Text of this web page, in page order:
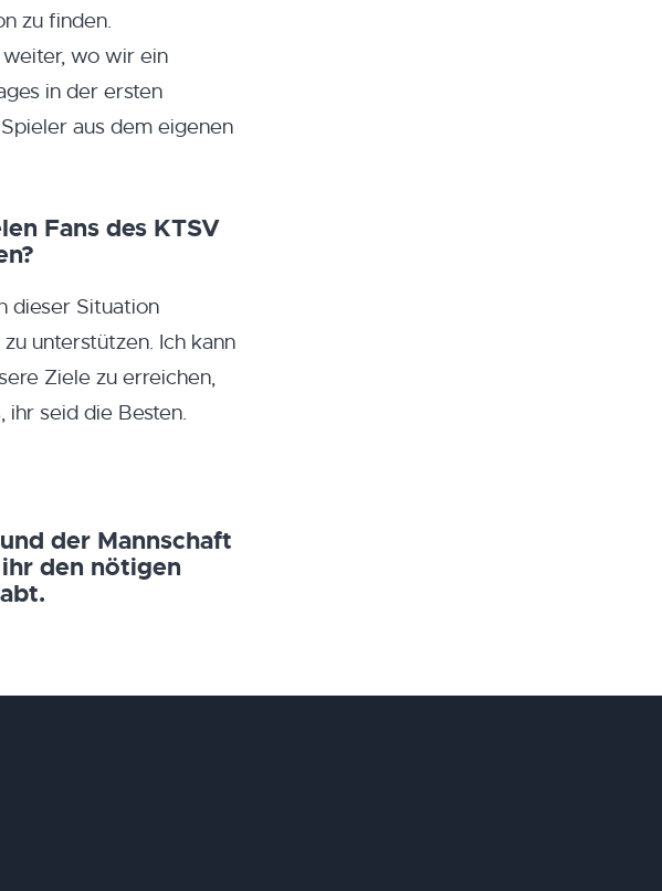
zu finden.
wo wir ein
in der ersten
aus dem eigenen
Fans des KTSV
dieser Situation
unterstützen. Ich kann
Ziele zu erreichen,
ihr seid die Besten.
der Mannschaft
den nötigen